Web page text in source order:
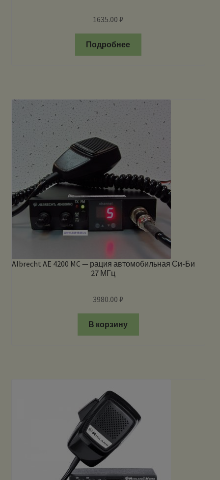
1635.00₽
Подробнее
Albrecht AE 4200 MC — рация автомобильная Си-Би
27 МГц
3980.00₽
В корзину